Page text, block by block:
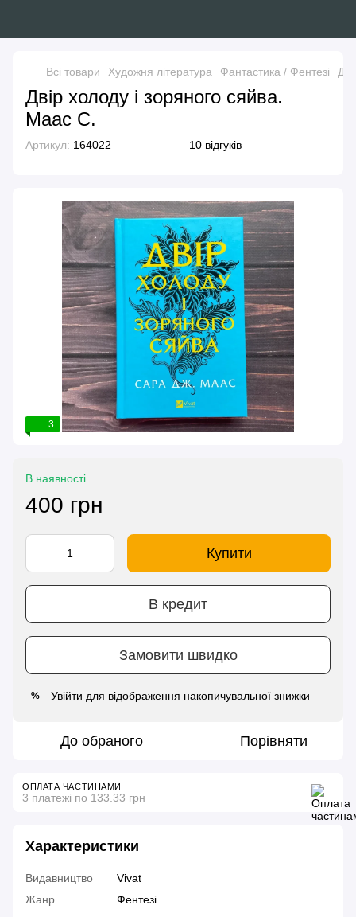
Всі товари Художня література Фантастика / Фентезі
Двір холоду і зоряного сяйва.
Маас С.
Артикул: 164022 10 відгуків
3
В наявності
400 грн
Купити
В кредит
Замовити швидко
% Увійти для відображення накопичувальної знижки
До обраного Порівняти
ОПЛАТА ЧАСТИНАМИ
3 платежі по 133.33 грн
Характеристики
Видавництво
Vivat
Жанр
Фентезі